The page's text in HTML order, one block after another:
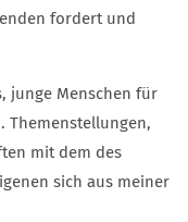
fordert und
junge Menschen für
Themenstellungen,
mit dem des
sich aus meiner